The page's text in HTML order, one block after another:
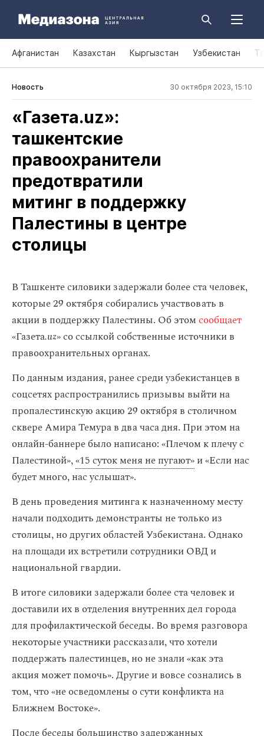
Афганистан Казахстан Кыргызстан Узбекистан
Новость 30 октября 2023, 15:10
«Газета.uz»:
ташкентские
правоохранители
предотвратили
митинг в поддержку
Палестины в центре
столицы
В Ташкенте силовики задержали более ста человек,
которые 29 октября собирались участвовать в
акции в поддержку Палестины. Об этомсообщает
«Газета.uz» со ссылкой собственные источники в
правоохранительных органах.
По данным издания, ранее среди узбекистанцев в
соцсетях распространились призывы выйти на
пропалестинскую акцию 29 октября в столичном
сквере Амира Темура в два часа дня. При этом на
онлайн-баннере было написано: «Плечом к плечу с
Палестиной»,«15 суток меня не пугают»и «Если нас
будет много, нас услышат».
В день проведения митинга к назначенному месту
начали подходить демонстранты не только из
столицы, но других областей Узбекистана. Однако
на площади их встретили сотрудники ОВД и
национальной гвардии.
В итоге силовики задержали более ста человек и
доставили их в отделения внутренних дел города
для профилактической беседы. Во время разговора
некоторые участники рассказали, что хотели
поддержать палестинцев, но не знали «как эта
акция может помочь». Другие и вовсе сознались в
том, что «не осведомлены о сути конфликта на
Ближнем Востоке».